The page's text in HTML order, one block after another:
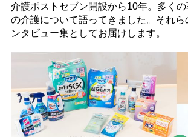
介護ポストセブン開設から10年。多く
の介護について語ってきました。それら
ンタビュー集としてお届けします。